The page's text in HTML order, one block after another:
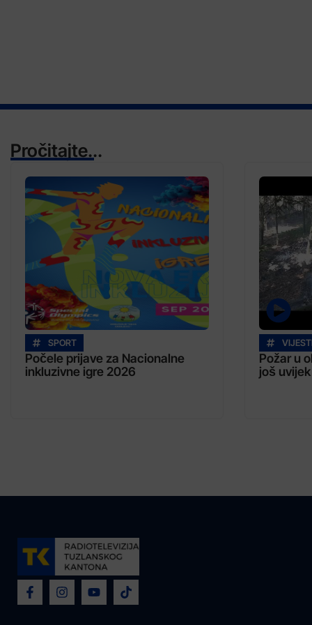
Pročitajte...
SPORT
Počele prijave za Nacionalne
inkluzivne igre 2026
VIJESTI
Požar u
još